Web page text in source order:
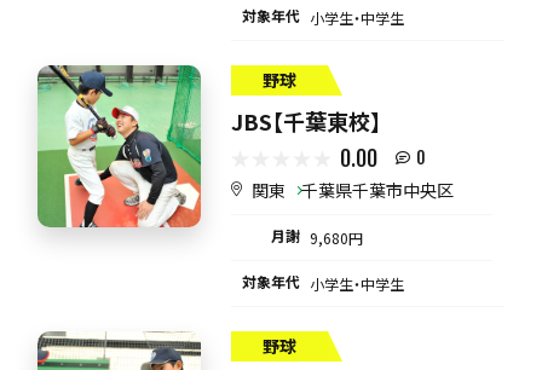
対象年代 小学生・中学生
野球
JBS【千葉東校】
0.00 0
関東 千葉県千葉市中央区
月謝 9,680円
対象年代 小学生・中学生
野球